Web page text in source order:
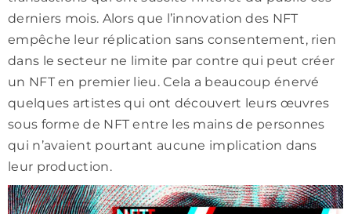
derniers mois. Alors que l’innovation des NFT
empêche leur réplication sans consentement, rien
dans le secteur ne limite par contre qui peut créer
un NFT en premier lieu. Cela a beaucoup énervé
quelques artistes qui ont découvert leurs œuvres
sous forme de NFT entre les mains de personnes
qui n’avaient pourtant aucune implication dans
leur production.